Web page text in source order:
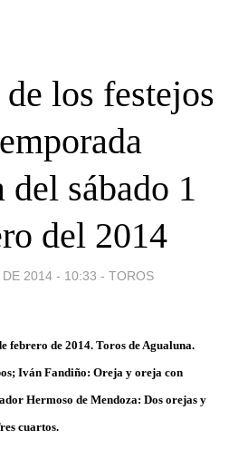
los festejos
del sábado 1
del 2014
2014 - 10:33 - TOROS
febrero de 2014. Toros de Agualuna.
Iván Fandiño: Oreja y oreja con
Hermoso de Mendoza: Dos orejas y
cuartos.